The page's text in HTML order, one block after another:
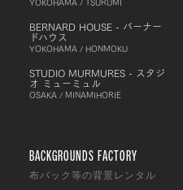
BERNARD HOUSE - バーナー
ドハウス
YOKOHAMA / HONMOKU
STUDIO MURMURES - スタジ
オ ミューミュル
OSAKA / MINAMIHORIE
BACKGROUNDS FACTORY
布バック等の背景レンタル